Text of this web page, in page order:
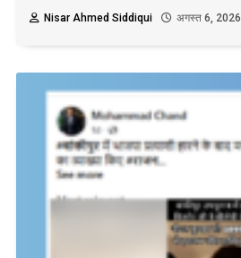
Nisar Ahmed Siddiqui
अगस्त 6, 2026